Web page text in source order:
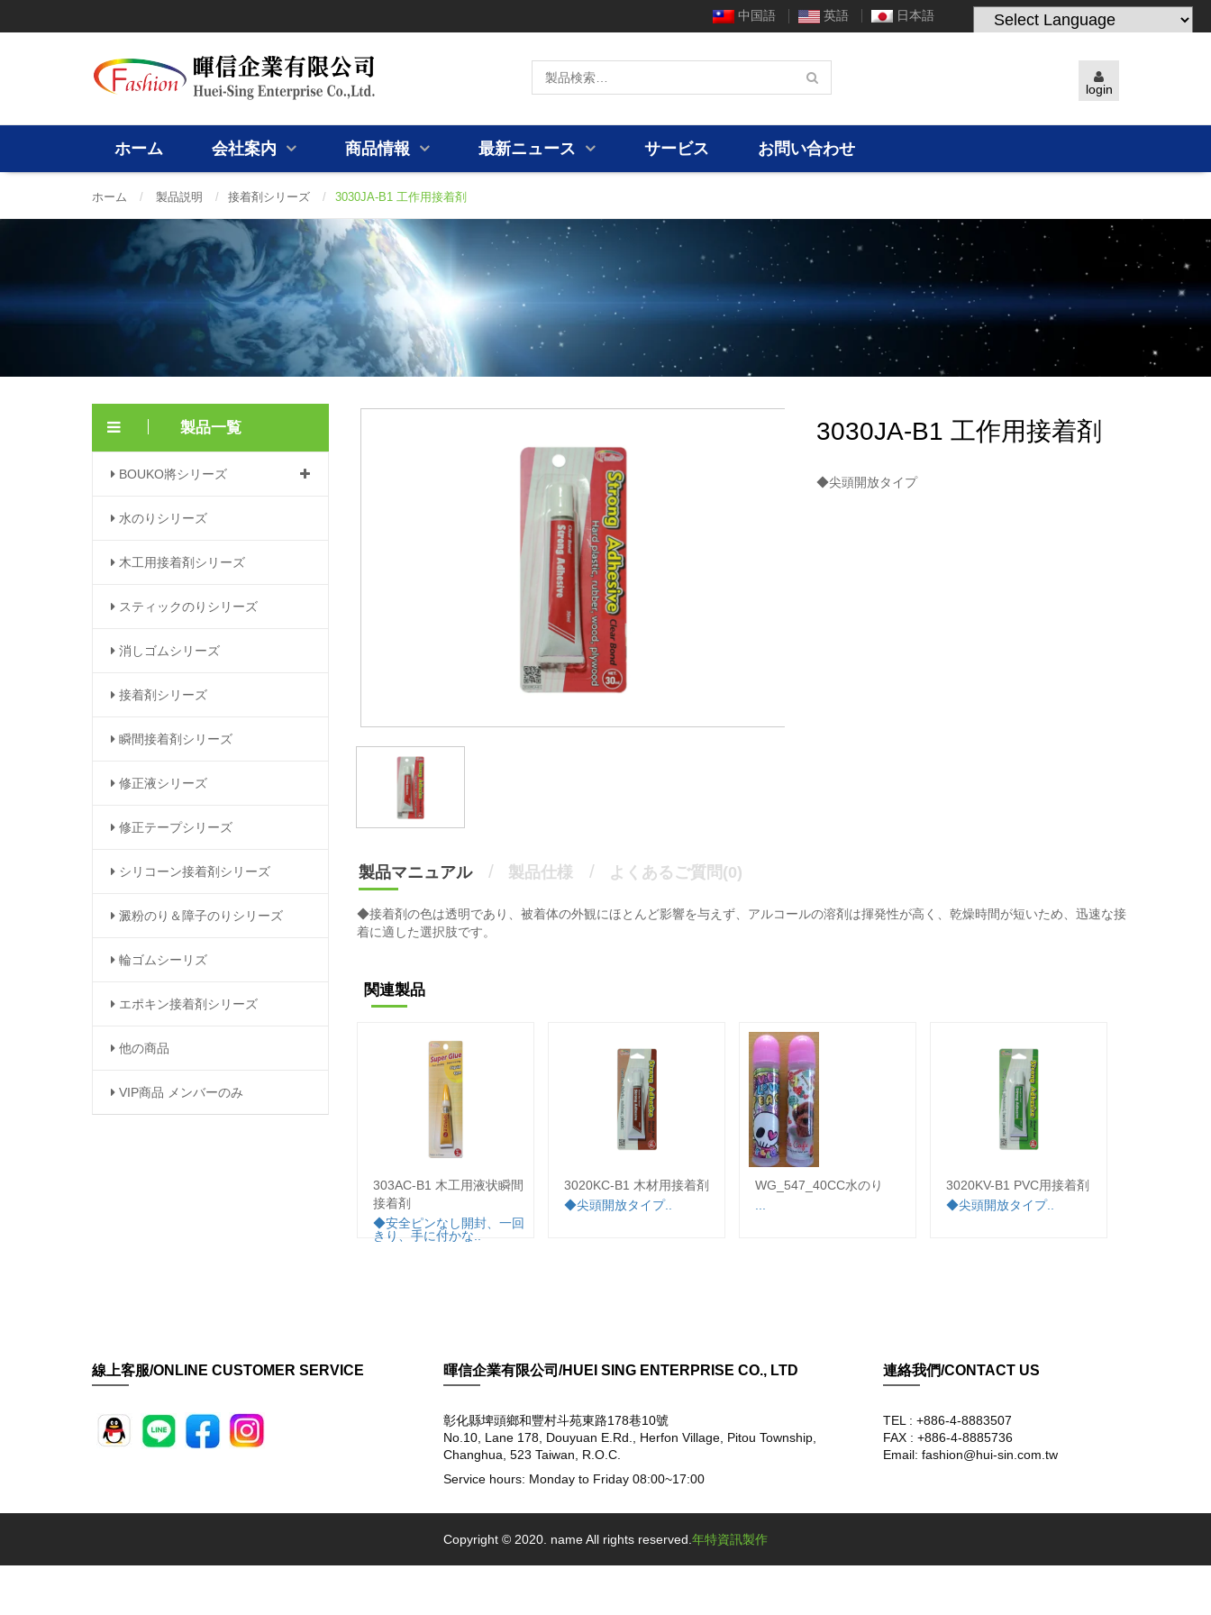
中国語 英語 日本語
login
ホーム 会社案内 商品情報 最新ニュース サービス お問い合わせ
ホーム / 製品説明 / 接着剤シリーズ / 3030JA-B1 工作用接着剤
製品一覧
BOUKO將シリーズ
水のりシリーズ
木工用接着剤シリーズ
スティックのりシリーズ
消しゴムシリーズ
接着剤シリーズ
瞬間接着剤シリーズ
修正液シリーズ
修正テープシリーズ
シリコーン接着剤シリーズ
澱粉のり＆障子のりシリーズ
輪ゴムシーリズ
エポキン接着剤シリーズ
他の商品
VIP商品 メンバーのみ
3030JA-B1 工作用接着剤
◆尖頭開放タイプ
製品マニュアル 製品仕様 よくあるご質問(0)
◆接着剤の色は透明であり、被着体の外観にほとんど影響を与えず、アルコールの溶剤は揮発性が高く、乾燥時間が短いため、迅速な接
着に適した選択肢です。
関連製品
303AC-B1 木工用液状瞬間
接着剤
◆安全ピンなし開封、一回
きり、手に付かな..
3020KC-B1 木材用接着剤
◆尖頭開放タイプ..
WG_547_40CC水のり
3020KV-B1 PVC用接着剤
◆尖頭開放タイプ..
線上客服/ONLINE CUSTOMER SERVICE 暉信企業有限公司/HUEI SING ENTERPRISE CO., LTD
彰化縣埤頭鄉和豐村斗苑東路178巷10號
No.10, Lane 178, Douyuan E.Rd., Herfon Village, Pitou Township,
Changhua, 523 Taiwan, R.O.C.
Service hours: Monday to Friday 08:00~17:00
連絡我們/CONTACT US
TEL : +886-4-8883507
FAX : +886-4-8885736
Email: fashion@hui-sin.com.tw
Copyright © 2020. name All rights reserved. 年特資訊製作